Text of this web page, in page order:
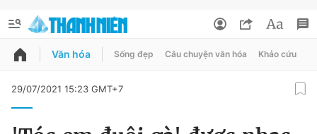
QUẢNG CÁO
Văn hóa Sống đẹp Câu chuyện văn hóa Khảo cứu
29/07/2021 15:23 GMT+7